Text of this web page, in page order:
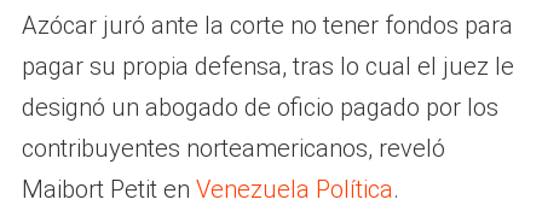
Azócar juró ante la corte no tener fondos para
pagar su propia defensa, tras lo cual el juez le
designó un abogado de oficio pagado por los
contribuyentes norteamericanos, reveló
Maibort Petit en Venezuela Política.